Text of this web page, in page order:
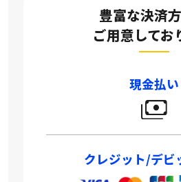
豊富な決済
ご用意してお
現金払い
クレジット/デビ